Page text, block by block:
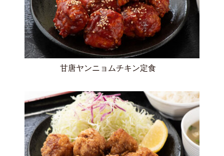
甘唐ヤンニョムチキン定食